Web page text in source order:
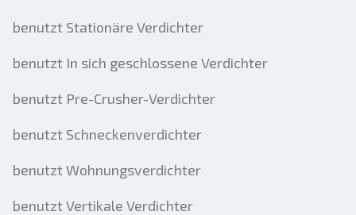
benutzt Stationäre Verdichter
benutzt In sich geschlossene Verdichter
benutzt Pre-Crusher-Verdichter
benutzt Schneckenverdichter
benutzt Wohnungsverdichter
benutzt Vertikale Verdichter